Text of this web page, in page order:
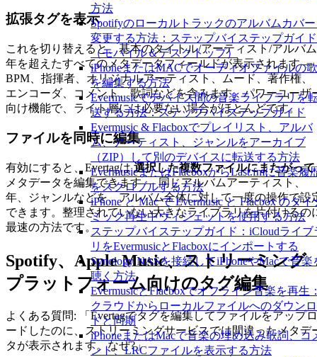
方法
Spotifyのローカルトラックのアルバムカバ
変更する方法：ステップバイステップガイド
（モバイル＆デスクトップ）
iPhoneまたはMACでオーディオファイルの
を編集する方法
Evermusicでデバイス間の音楽ライブラリを
送する方法：ステップバイステップガイド
Evermusic & Flacboxでプレイリスト、アルバ
ム、アーティスト、ジャンルをアーカイブ
（ZIP）して別のデバイスに転送する方法
EvermusieまたはFlacboxからLast.fmに音楽履
をスクロブルする方法
iPhone と Mac で Evermusic と Flacbox のダイ
ミック再生中ウィジェットを使用する方法
ステップバイステップガイド：iCloudライブ
リをEvermusicとFlacboxにインポートする
Synology NASを接続してiPhoneやMacで音楽
聴く方法
EvermusicとFlacboxでオフライン音楽を再生
クラウドからローカルファイルへのダウン
ドと同期
iPhoneまたはMacで音楽の埋め込み歌詞、コ
ント、LRCファイルを表示する方法
拡張タグを表示
これを切り替えると、基本のタイトル/アーティスト/アルバ
年を超えたすべてのメタデータフィールドが表示されます —
BPM、指揮者、オリジナルアーティスト、ムード、著作権、
エンコーダ、コメント、歌詞などを含みます。パワーユーザ
向け機能で、ライト層には必要ない場合がほとんどです。
ファイルを同時に編集
有効にすると、Evertagは選択した複数ファイルにまたがって
メタデータを編集できます — 同じアルバムアーティスト、
年、ジャンルなどを、アルバム全体に対して一度の操作で設
できます。整理されていない大きなライブラリを片付けるの
最速の方法です。
Spotify、Apple Music、ストリーミング
プラットフォーム向けのタグ編集
よくある質問: 「Evertagでタグを編集してファイルをアップロ
ードしたのに、ストリーミングサービスでは間違ったメタデ
タが表示されます。なぜ?」